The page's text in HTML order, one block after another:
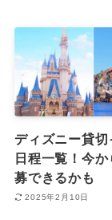
ディズニー貸切
日程一覧！今
募できるかも
2025年2月10日